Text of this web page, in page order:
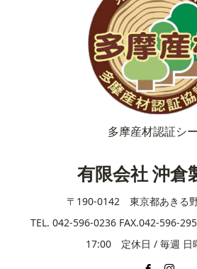
多摩産材認証シ
有限会社 沖倉
〒190-0142 東京都あきる
TEL. 042-596-0236 FAX.042-596-
17:00 定休日 / 毎週 日